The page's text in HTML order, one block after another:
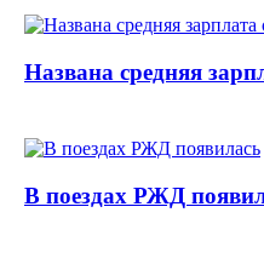
Названа средняя
В поездах РЖД